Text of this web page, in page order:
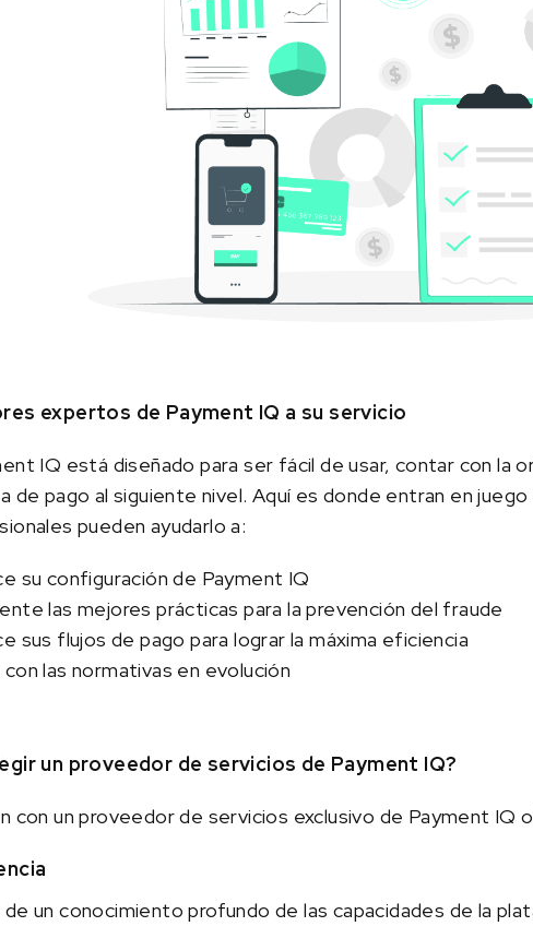
expertos de Payment IQ a su servicio
IQ está diseñado para ser fácil de usar, contar con la
de pago al siguiente nivel. Aquí es donde entran en
pueden ayudarlo a:
su configuración de Payment IQ
las mejores prácticas para la prevención del fraude
sus flujos de pago para lograr la máxima eficiencia
con las normativas en evolución
un proveedor de servicios de Payment IQ?
con un proveedor de servicios exclusivo de Payment IQ
un conocimiento profundo de las capacidades de la